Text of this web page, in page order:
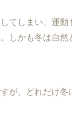
てしまい、運動
しかも冬は自然
が、どれだけ冬